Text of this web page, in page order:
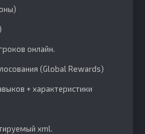
онлайн.
(Global Rewards)
+ характеристики
xml.